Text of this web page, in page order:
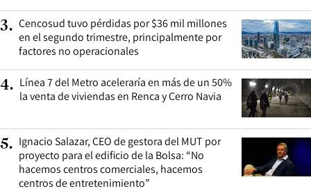
3. Cencosud tuvo pérdidas por $36 mil millones
en el segundo trimestre, principalmente por
factores no operacionales
4. Línea 7 del Metro aceleraría en más de un 50%
la venta de viviendas en Renca y Cerro Navia
5. Ignacio Salazar, CEO de gestora del MUT por
proyecto para el edificio de la Bolsa: “No
hacemos centros comerciales, hacemos
centros de entretenimiento”